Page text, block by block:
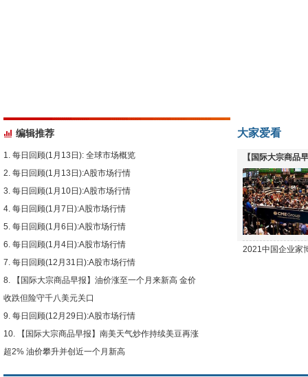
编辑推荐
每日回顾(1月13日): 全球市场概览
每日回顾(1月13日):A股市场行情
每日回顾(1月10日):A股市场行情
每日回顾(1月7日):A股市场行情
每日回顾(1月6日):A股市场行情
每日回顾(1月4日):A股市场行情
每日回顾(12月31日):A股市场行情
【国际大宗商品早报】油价涨至一个月来新高 金价
收跌但险守千八美元关口
每日回顾(12月29日):A股市场行情
【国际大宗商品早报】南美天气炒作持续美豆再涨
超2% 油价攀升并创近一个月新高
大家爱看
【国际大宗商品
下跌
2021中国企业家